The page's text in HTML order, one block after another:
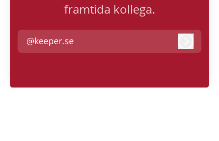
framtida kollega.
@keeper.se